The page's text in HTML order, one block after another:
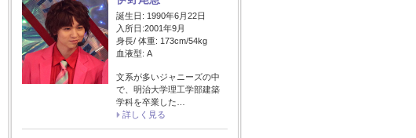
誕生日: 1990年6月22日
入所日:2001年9月
身長/ 体重: 173cm/54kg
血液型: A
文系が多いジャニーズの中
で、明治大学理工学部建築
学科を卒業した…
詳しく見る